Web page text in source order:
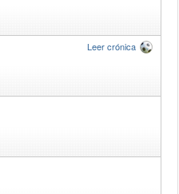
Leer crónica